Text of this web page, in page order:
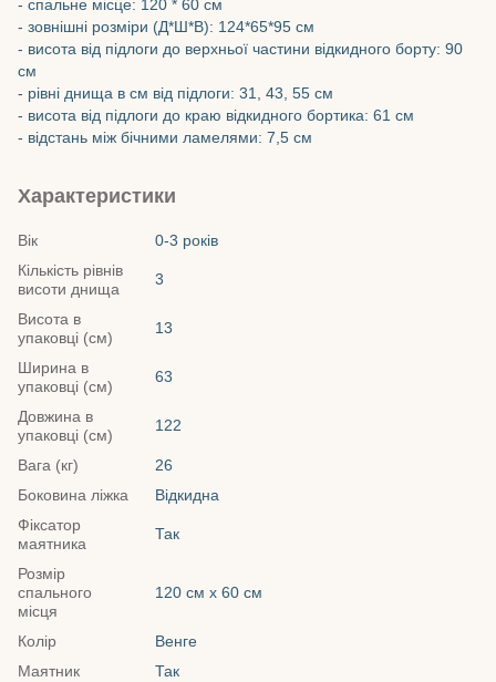
- спальне місце: 120 * 60 см
- зовнішні розміри (Д*Ш*В): 124*65*95 см
- висота від підлоги до верхньої частини відкидного борту: 90
см
- рівні днища в см від підлоги: 31, 43, 55 см
- висота від підлоги до краю відкидного бортика: 61 см
- відстань між бічними ламелями: 7,5 см
Характеристики
Вік
0-3 років
Кількість рівнів
висоти днища
3
Висота в
упаковці (см)
13
Ширина в
упаковці (см)
63
Довжина в
упаковці (см)
122
Вага (кг)
26
Боковина ліжка
Відкидна
Фіксатор
маятника
Так
Розмір
спального
місця
120 см х 60 см
Колір
Венге
Маятник
Так